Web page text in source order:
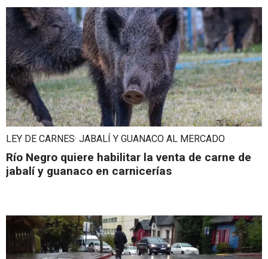
LEY DE CARNES· JABALÍ Y GUANACO AL MERCADO
Río Negro quiere habilitar la venta de carne de
jabalí y guanaco en carnicerías